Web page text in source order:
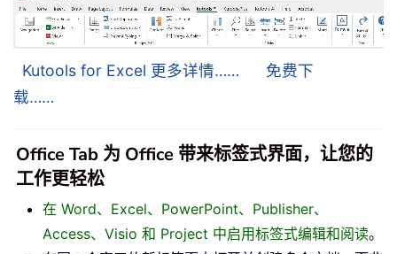
Kutools for Excel 更多详情……
免费下
载……
Office Tab 为 Office 带来标签式界面，让您的
工作更轻松
在 Word、Excel、PowerPoint、Publisher、
Access、Visio 和 Project 中启用标签式编辑和阅读。